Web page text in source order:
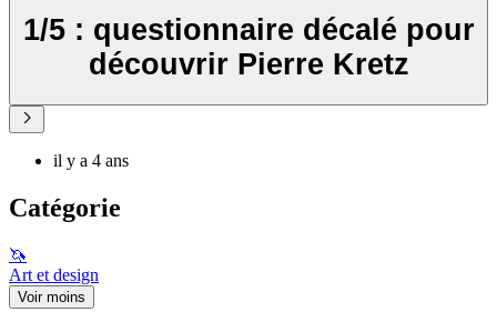
1/5 : questionnaire décalé pour
découvrir Pierre Kretz
il y a 4 ans
Catégorie
🦄
Art et design
Voir moins